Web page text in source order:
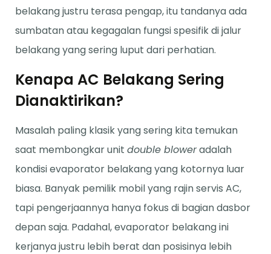
belakang justru terasa pengap, itu tandanya ada
sumbatan atau kegagalan fungsi spesifik di jalur
belakang yang sering luput dari perhatian.
Kenapa AC Belakang Sering
Dianaktirikan?
Masalah paling klasik yang sering kita temukan
saat membongkar unit double bloweradalah
kondisi evaporator belakang yang kotornya luar
biasa. Banyak pemilik mobil yang rajin servis AC,
tapi pengerjaannya hanya fokus di bagian dasbor
depan saja. Padahal, evaporator belakang ini
kerjanya justru lebih berat dan posisinya lebih